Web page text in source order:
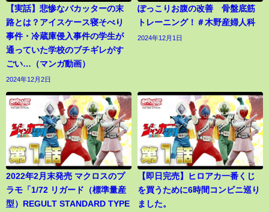
【実話】悲惨なバカッターの末
路とは？アイスケース寝そべり
事件・冷蔵庫侵入事件の学生が
通っていた学校のブチギレがす
ごい…（マンガ動画）
2024年12月2日
ぽっこりお腹の改善 骨盤底筋
トレーニング！＃木野産婦人科
2024年12月1日
2022年2月末発売 マクロスのプ
ラモ「1/72 リガード（標準量産
型）REGULT STANDARD TYPE
【即日完売】ヒロアカ一番くじ
を買うために6時間コンビニ巡り
ました。